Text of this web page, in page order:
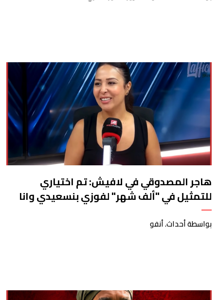
هاجر المصدوقي في لافيش: تم اختياري
للتمثيل في "ألف شهر" لفوزي بنسعيدي وانا
مزال فالسنة الثانية من "ليزاداك" وسقطوني
داك العام بالرغم من ان الفيلم مشيت بيه لـ"
بواسطة أحداث. أنفو